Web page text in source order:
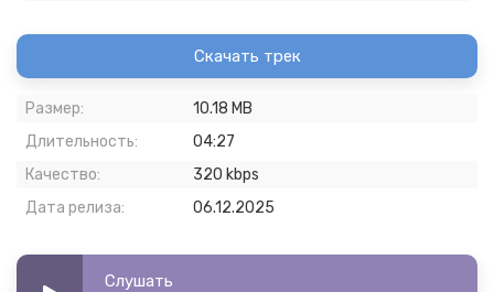
Скачать трек
Размер:
10.18 MB
Длительность:
04:27
Качество:
320 kbps
Дата релиза:
06.12.2025
Слушать